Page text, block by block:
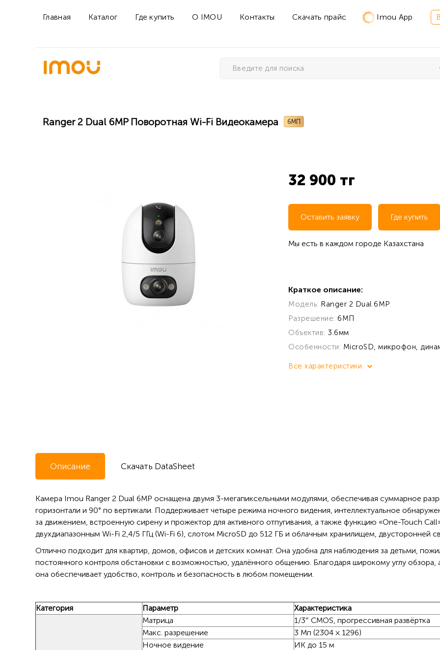
Главная Каталог Где купить О IMOU Контакты Скачать прайс Imou App
Ranger 2 Dual 6MP Поворотная Wi-Fi Видеокамера 6МП
32 900 тг
Оставить заявку Где купить
Мы есть в каждом городе Казахстана
Краткое описание:
Модель: Ranger 2 Dual 6MP
Разрешение: 6МП
Объектив: 3.6мм
Особенности: MicroSD, микрофон,
Все характеристики
Описание Скачать DataSheet
Камера Imou Ranger 2 Dual 6MP оснащена двумя 3-мегапиксельными модулями, обеспечивая суммарное
горизонтали и 90° по вертикали. Поддерживает четыре режима ночного видения, интеллектуальное
за движением, встроенную сирену и прожектор для активного отпугивания, а также функцию «One-Touch
двухдиапазонным Wi-Fi 2,4/5 ГГц (Wi-Fi 6), слотом MicroSD до 512 ГБ и облачным хранилищем, двусторонней
Отлично подходит для квартир, домов, офисов и детских комнат. Она удобна для наблюдения за детьми,
постоянного контроля обстановки с возможностью, удалённого общению. Благодаря широкому углу
она обеспечивает удобство, контроль и безопасность в любом помещении.
Категория Параметр Характеристика
Матрица
1/3″ CMOS, прогрессивная развёртка
Макс. разрешение
3 Мп (2304 × 1296)
Ночное видение
ИК до 15 м